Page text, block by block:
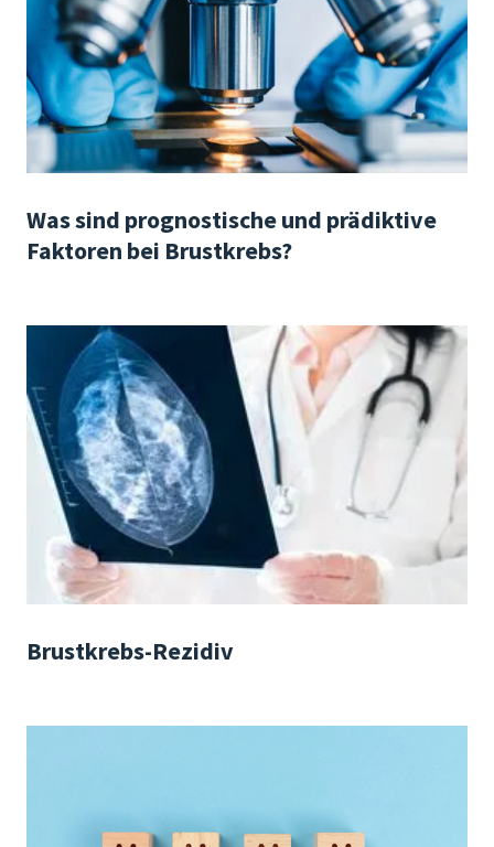
Was sind prognostische und prädiktive
Faktoren bei Brustkrebs?
Brustkrebs-Rezidiv